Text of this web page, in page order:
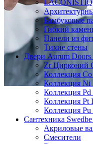
LACONISTIQ
Бамбуковые
Гибкий
Панели из
Тихие стены
Двери Aurum Doors
Zr Цирконий
Коллекция Co
Коллекция Ni
Коллекция
Коллекция Pt
Коллекция
Сантехника Swedbe
Акриловые
Смесители